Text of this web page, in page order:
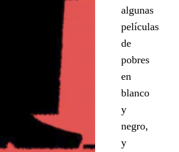
algunas
películas
de
pobres
en
blanco
y
negro,
y